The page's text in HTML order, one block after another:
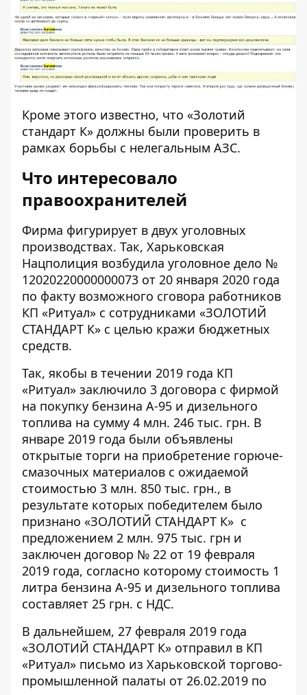
Кроме этого известно, что «Золотий
стандарт К» должны были проверить в
рамках борьбы с нелегальным АЗС.
Что интересовало
правоохранителей
Фирма фигурирует в двух уголовных
производствах. Так, Харьковская
Нацполиция возбудила уголовное дело №
12020220000000073 от 20 января 2020 года
по факту возможного сговора работников
КП «Ритуал» с сотрудниками «ЗОЛОТИЙ
СТАНДАРТ К» с целью кражи бюджетных
средств.
Так, якобы в течении 2019 года КП
«Ритуал» заключило 3 договора с фирмой
на покупку бензина А-95 и дизельного
топлива на сумму 4 млн. 246 тыс. грн. В
январе 2019 года были объявлены
открытые торги на приобретение горюче-
смазочных материалов с ожидаемой
стоимостью 3 млн. 850 тыс. грн., в
результате которых победителем было
признано «ЗОЛОТИЙ СТАНДАРТ К» с
предложением 2 млн. 975 тыс. грн и
заключен договор № 22 от 19 февраля
2019 года, согласно которому стоимость 1
литра бензина А-95 и дизельного топлива
составляет 25 грн. с НДС.
В дальнейшем, 27 февраля 2019 года
«ЗОЛОТИЙ СТАНДАРТ К» отправил в КП
«Ритуал» письмо из Харьковской торгово-
промышленной палаты от 26.02.2019 по